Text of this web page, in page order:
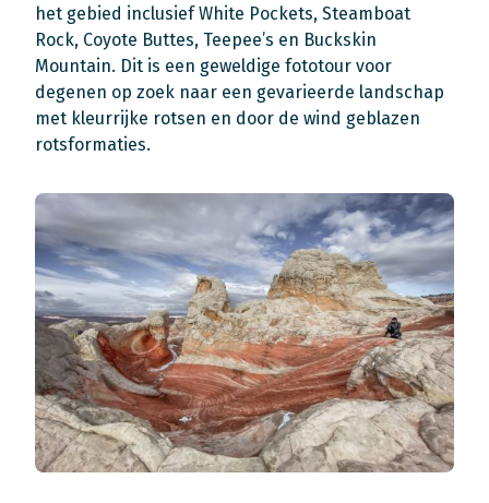
het gebied inclusief White Pockets, Steamboat
Rock, Coyote Buttes, Teepee’s en Buckskin
Mountain. Dit is een geweldige fototour voor
degenen op zoek naar een gevarieerde landschap
met kleurrijke rotsen en door de wind geblazen
rotsformaties.